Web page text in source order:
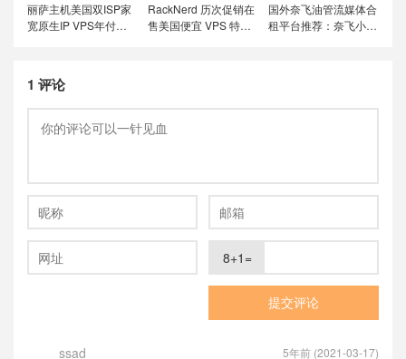
丽萨主机美国双ISP家
宽原生IP VPS年付特
RackNerd 历次促销在
售美国便宜 VPS 特价
国外奈飞油管流媒体合
租平台推荐：奈飞小
1 评论
8+1=
ssad 5年前 (2021-03-17)